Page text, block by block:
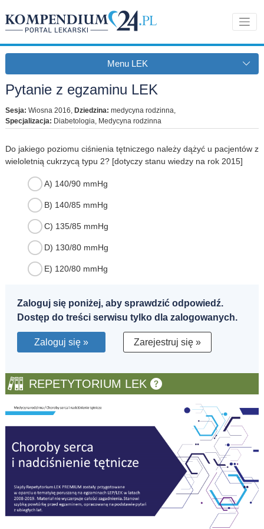
Menu LEK
Pytanie z egzaminu LEK
Sesja: Wiosna 2016, Dziedzina: medycyna rodzinna,
Specjalizacja: Diabetologia, Medycyna rodzinna
Do jakiego poziomu ciśnienia tętniczego należy dążyć u pacjentów z
wieloletnią cukrzycą typu 2? [dotyczy stanu wiedzy na rok 2015]
A) 140/90 mmHg
B) 140/85 mmHg
C) 135/85 mmHg
D) 130/80 mmHg
E) 120/80 mmHg
Zaloguj się poniżej, aby sprawdzić odpowiedź.
Dostęp do treści serwisu tylko dla zalogowanych.
Zaloguj się » Zarejestruj się »
REPETYTORIUM LEK